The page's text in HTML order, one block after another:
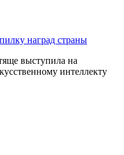
наград страны
выступила на
интеллекту